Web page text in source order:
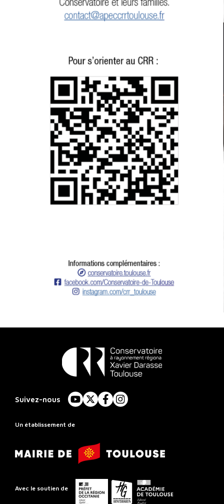
Rayonnement
Régional
Toulouse
Suivez-nous
YouTube
X FacebookInstagram
Un établissement de
Mairie
de
Avec le soutien de
Préfet
de
Conseil
départemental
Académie
de